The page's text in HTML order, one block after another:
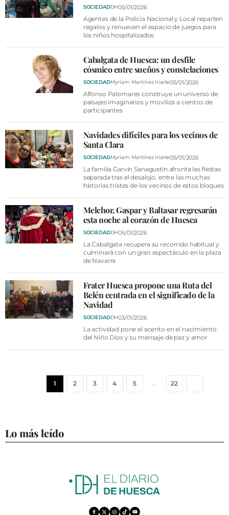
SOCIEDADDH05/01/2026
Agentes de la Policía Nacional y Local reparten
regalos y renuevan el espacio de juegos para
los niños hospitalizados
Cabalgata de Huesca: un desfile
cósmico entre sueños y constelaciones
SOCIEDADMyriam Martínez Iriarte05/01/2026
Alfonso Palomares construye un universo de
paisajes imaginarios y moviliza a cientos de
participantes
Navidades difíciles para los vecinos de
Santa Clara
SOCIEDADMyriam Martínez Iriarte05/01/2026
La familia Garvín Sanagustín afronta las fiestas
separada tras el desalojo, entre las muchas
historias tristes de los vecinos de estos bloques
Melchor, Gaspar y Baltasar regresarán
esta noche al corazón de Huesca
SOCIEDADDH05/01/2026
La Cabalgata recupera su recorrido habitual y
culminará con un gran espectáculo en la plaza
de Navarra
Frater Huesca propone una Ruta del
Belén centrada en el significado de la
Navidad
SOCIEDADDH03/01/2026
La actividad pone el acento en el nacimiento
del Niño Dios y su mensaje de paz y amor
1 2 3 4 5 … 22
Lo más leído